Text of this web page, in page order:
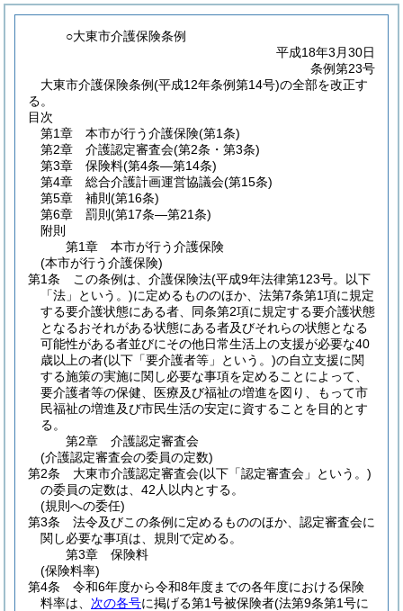
○大東市介護保険条例
平成18年3月30日
条例第23号
大東市介護保険条例(平成12年条例第14号)の全部を改正す
る。
目次
第1章
本市が行う介護保険(第1条)
第2章
介護認定審査会(第2条・第3条)
第3章
保険料(第4条―第14条)
第4章
総合介護計画運営協議会(第15条)
第5章
補則 (第16条)
第6章
罰則 (第17条―第21条)
附則
第1章
本市が行う介護保険
(本市が行う介護保険)
第1条
この条例は、介護保険法(平成9年法律第123号。以下
「法」という。)に定めるもののほか、法第7条第1項に規定
する要介護状態にある者、同条第2項に規定する要介護状態
となるおそれがある状態にある者及びそれらの状態となる
可能性がある者並びにその他日常生活上の支援が必要な40
歳以上の者(以下「要介護者等」という。)の自立支援に関
する施策の実施に関し必要な事項を定めることによって、
要介護者等の保健、医療及び福祉の増進を図り、もって市
民福祉の増進及び市民生活の安定に資することを目的とす
る。
第2章
介護認定審査会
(介護認定審査会の委員の定数)
第2条
大東市介護認定審査会(以下「認定審査会」という。)
の委員の定数は、42人以内とする。
(規則への委任)
第3条
法令及びこの条例に定めるもののほか、認定審査会に
関し必要な事項は、規則で定める。
第3章
保険料
(保険料率)
第4条
令和6年度から令和8年度までの各年度における保険
料率は、 次の各号に掲げる第1号被保険者(法第9条第1号に